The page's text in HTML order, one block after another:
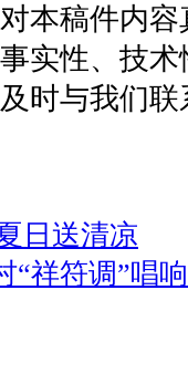
本稿件内
实性、技
时与我们
日送清凉
“祥符调”唱